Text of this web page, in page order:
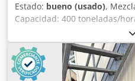
Estado: bueno (usado),
Capacidad: 400 toneladas/